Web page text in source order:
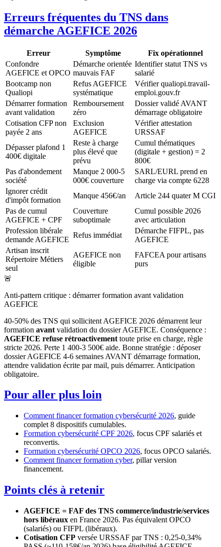
Erreurs fréquentes du TNS dans
démarche AGEFICE 2026
Erreur Symptôme
Fix opérationnel
Confondre
AGEFICE et OPCO
Démarche orientée
mauvais FAF
Identifier statut TNS vs
salarié
Bootcamp non
Qualiopi
Refus AGEFICE
systématique
Vérifier qualiopi.travail-
emploi.gouv.fr
Démarrer formation
avant validation
Remboursement
zéro
Dossier validé AVANT
démarrage obligatoire
Cotisation CFP non
payée 2 ans
Exclusion
AGEFICE
Vérifier attestation
URSSAF
Dépasser plafond 1
400€ digitale
Reste à charge
plus élevé que
prévu
Cumul thématiques
(digitale + gestion) = 2
800€
Pas d'abondement
société
Manque 2 000-5
000€ couverture
SARL/EURL prend en
charge via compte 6228
Ignorer crédit
d'impôt formation
Manque 456€/an
Article 244 quater M CGI
Pas de cumul
AGEFICE + CPF
Couverture
suboptimale
Cumul possible 2026
avec articulation
Profession libérale
demande AGEFICE
Refus immédiat
Démarche FIFPL, pas
AGEFICE
Artisan inscrit
Répertoire Métiers
seul
AGEFICE non
éligible
FAFCEA pour artisans
purs
🚨
Anti-pattern critique : démarrer formation avant validation
AGEFICE
40-50% des TNS qui sollicitent AGEFICE 2026 démarrent leur
formation avant validation du dossier AGEFICE. Conséquence :
AGEFICE refuse rétroactivement toute prise en charge, règle
stricte 2026. Perte 1 400-3 500€ aide. Bonne stratégie : déposer
dossier AGEFICE 4-6 semaines AVANT démarrage formation,
attendre validation écrite par mail, puis démarrer. Anticipation
obligatoire.
Pour aller plus loin
Comment financer formation cybersécurité 2026, guide
complet 8 dispositifs cumulables.
Formation cybersécurité CPF 2026, focus CPF salariés et
reconvertis.
Formation cybersécurité OPCO 2026, focus OPCO salariés.
Comment financer formation cyber, pillar version
financement.
Points clés à retenir
AGEFICE = FAF des TNS commerce/industrie/services
hors libéraux en France 2026. Pas équivalent OPCO
(salariés) ou FIFPL (libéraux).
Cotisation CFP versée URSSAF par TNS : 0,25-0,34%